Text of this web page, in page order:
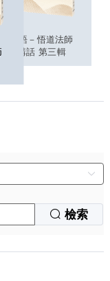
光道語－悟道法師
間講話 第三輯
檢索